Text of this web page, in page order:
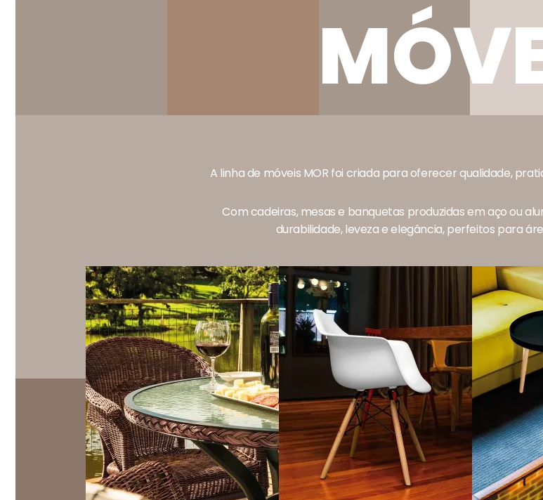
A linha de móveis MOR foi criada para oferecer qualidade,
Com cadeiras, mesas e banquetas produzidas em aço ou
durabilidade, leveza e elegância, perfeitos para